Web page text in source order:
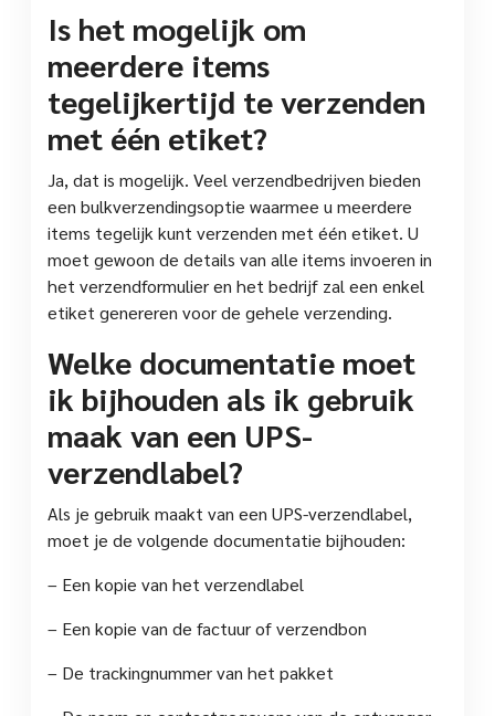
Is het mogelijk om
meerdere items
tegelijkertijd te verzenden
met één etiket?
Ja, dat is mogelijk. Veel verzendbedrijven bieden
een bulkverzendingsoptie waarmee u meerdere
items tegelijk kunt verzenden met één etiket. U
moet gewoon de details van alle items invoeren in
het verzendformulier en het bedrijf zal een enkel
etiket genereren voor de gehele verzending.
Welke documentatie moet
ik bijhouden als ik gebruik
maak van een UPS-
verzendlabel?
Als je gebruik maakt van een UPS-verzendlabel,
moet je de volgende documentatie bijhouden:
– Een kopie van het verzendlabel
– Een kopie van de factuur of verzendbon
– De trackingnummer van het pakket